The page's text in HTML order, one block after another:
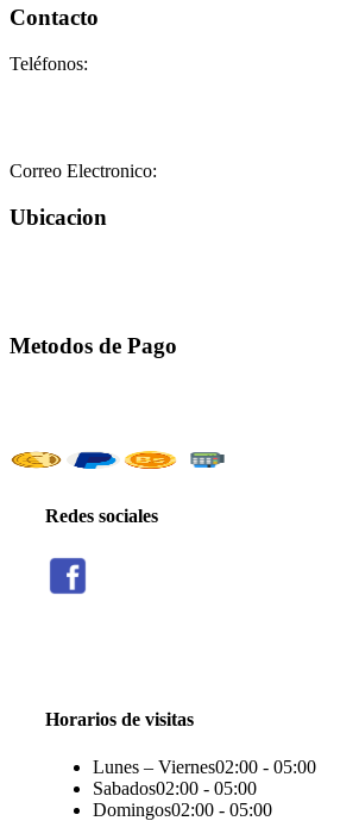
Contacto
Teléfonos:
Correo Electronico:
Ubicacion
Metodos de Pago
Redes sociales
Horarios de visitas
Lunes – Viernes02:00 - 05:00
Sabados02:00 - 05:00
Domingos02:00 - 05:00